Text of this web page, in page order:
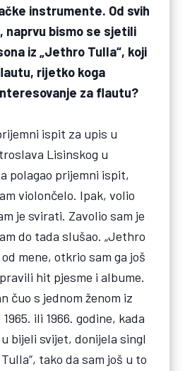
instrumente. Od svih
naprvu bismo se sjetili
iz „Jethro Tulla“, koji
rijetko koga
za flautu?
ispit za upis u
Lisinskog u
polagao prijemni ispit,
violončelo. Ipak, volio
je svirati. Zavolio sam je
do tada slušao. „Jethro
mene, otkrio sam ga još
hit pjesme i albume.
čuo s jednom ženom iz
ili 1966. godine, kada
bijeli svijet, donijela singl
tako da sam još u to